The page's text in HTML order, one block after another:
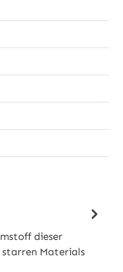
dieser
starren Materials